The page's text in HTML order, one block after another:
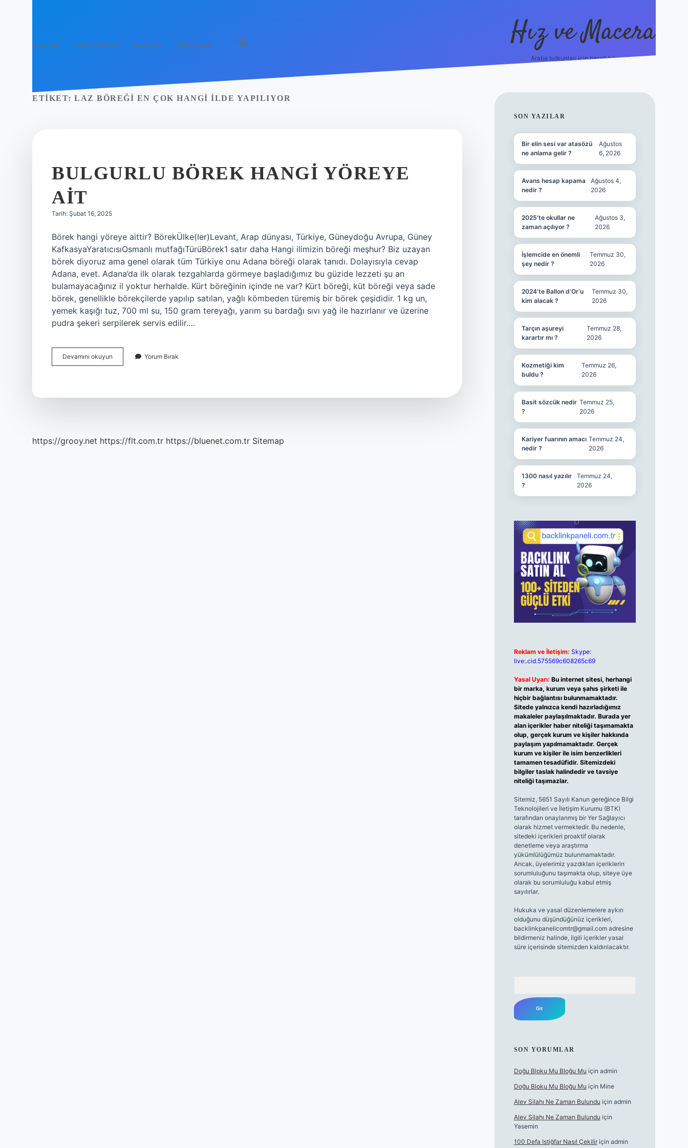
Anasayfa Gizlilik Politikası Yasal Uyarı Hakkımızda Hız ve Macera
Araba tutkunları için neşeli hikayeler!
ETIKET: LAZ BÖREĞI EN ÇOK HANGI ILDE YAPILIYOR
BULGURLU BÖREK HANGI YÖREYE
AIT
Tarih: Şubat 16, 2025
Börek hangi yöreye aittir? BörekÜlke(ler)Levant, Arap dünyası, Türkiye, Güneydoğu Avrupa, Güney
KafkasyaYaratıcısıOsmanlı mutfağıTürüBörek1 satır daha Hangi ilimizin böreği meşhur? Biz uzayan
börek diyoruz ama genel olarak tüm Türkiye onu Adana böreği olarak tanıdı. Dolayısıyla cevap
Adana, evet. Adana’da ilk olarak tezgahlarda görmeye başladığımız bu güzide lezzeti şu an
bulamayacağınız il yoktur herhalde. Kürt böreğinin içinde ne var? Kürt böreği, küt böreği veya sade
börek, genellikle börekçilerde yapılıp satılan, yağlı kömbeden türemiş bir börek çeşididir. 1 kg un,
yemek kaşığı tuz, 700 ml su, 150 gram tereyağı, yarım su bardağı sıvı yağ ile hazırlanır ve üzerine
pudra şekeri serpilerek servis edilir.…
Devamını okuyun Bulgurlu
Börek
Yorum Bırak
https://grooy.net https://flt.com.tr https://bluenet.com.tr Sitemap
SIDEBAR
SON YAZILAR
Bir elin sesi var atasözü
ne anlama gelir ?
Ağustos
6, 2026
Avans hesap kapama
nedir ?
Ağustos 4,
2026
2025’te okullar ne
zaman açılıyor ?
Ağustos 3,
2026
İşlemcide en önemli
şey nedir ?
Temmuz 30,
2026
2024’te Ballon d’Or’u
kim alacak ?
Temmuz 30,
2026
Tarçın aşureyi
karartır mı ?
Temmuz 28,
2026
Kozmetiği kim
buldu ?
Temmuz 26,
2026
Basit sözcük nedir
?
Temmuz 25,
2026
Kariyer fuarının amacı
nedir ?
Temmuz 24,
2026
1300 nasıl yazılır
?
Temmuz 24,
2026
Reklam ve İletişim: Skype:
live:.cid.575569c608265c69
Yasal Uyarı: Bu internet sitesi, herhangi
bir marka, kurum veya şahıs şirketi ile
hiçbir bağlantısı bulunmamaktadır.
Sitede yalnızca kendi hazırladığımız
makaleler paylaşılmaktadır. Burada yer
alan içerikler haber niteliği taşımamakta
olup, gerçek kurum ve kişiler hakkında
paylaşım yapılmamaktadır. Gerçek
kurum ve kişiler ile isim benzerlikleri
tamamen tesadüfidir. Sitemizdeki
bilgiler taslak halindedir ve tavsiye
niteliği taşımazlar.
Sitemiz, 5651 Sayılı Kanun gereğince Bilgi
Teknolojileri ve İletişim Kurumu (BTK)
tarafından onaylanmış bir Yer Sağlayıcı
olarak hizmet vermektedir. Bu nedenle,
sitedeki içerikleri proaktif olarak
denetleme veya araştırma
yükümlülüğümüz bulunmamaktadır.
Ancak, üyelerimiz yazdıkları içeriklerin
sorumluluğunu taşımakta olup, siteye üye
olarak bu sorumluluğu kabul etmiş
sayılırlar.
Hukuka ve yasal düzenlemelere aykırı
olduğunu düşündüğünüz içerikleri,
backlinkpanelicomtr@gmail.comadresine
bildirmeniz halinde, ilgili içerikler yasal
süre içerisinde sitemizden kaldırılacaktır.
SON YORUMLAR
Doğu Bloku Mu Bloğu Mu için admin
Doğu Bloku Mu Bloğu Mu için Mine
Alev Silahı Ne Zaman Bulundu için admin
Alev Silahı Ne Zaman Bulundu için
Yasemin
100 Defa Istiğfar Nasıl Çekiliriçin admin
tulipbet.online